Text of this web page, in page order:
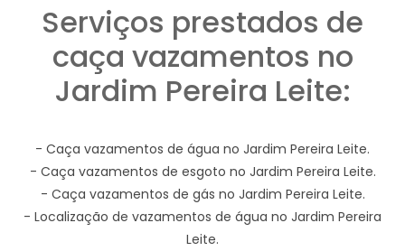
Serviços prestados de
caça vazamentos no
Jardim Pereira Leite:
- Caça vazamentos de água no Jardim Pereira Leite.
- Caça vazamentos de esgoto no Jardim Pereira Leite.
- Caça vazamentos de gás no Jardim Pereira Leite.
- Localização de vazamentos de água no Jardim Pereira
Leite.